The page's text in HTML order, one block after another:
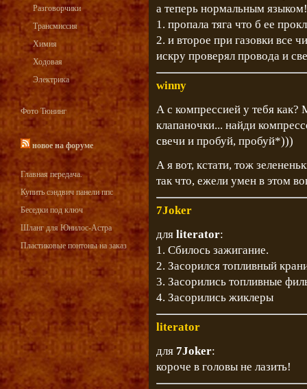
Разговорчики
Трансмиссия
Химия
Ходовая
Электрика
Фото Тюнинг
новое на форуме
Главная передача.
Купить сэндвич панели ппс
Беседки под ключ
Шланг для Юнилос-Астра
Пластиковые понтоны на заказ
а теперь нормальным языком!
1. пропала тяга что б ее
2. и второе при газовки все
искру проверял провода и
winny
А с компрессией у тебя
клапаночки... найди
свечи и пробуй, пробуй*)))
А я вот, кстати, тож
так что, ежели умен в этом
7Joker
для literator:
1. Сбилось зажигание.
2. Засорился топливный
3. Засорились топливные
4. Засорились жиклеры
literator
для 7Joker:
короче в головы не лазить!